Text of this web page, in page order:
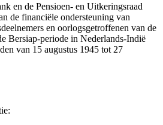
en de Pensioen- en Uitkeringsraad
de financiële ondersteuning van
en oorlogsgetroffenen van de
Bersiap-periode in Nederlands-Indië
van 15 augustus 1945 tot 27